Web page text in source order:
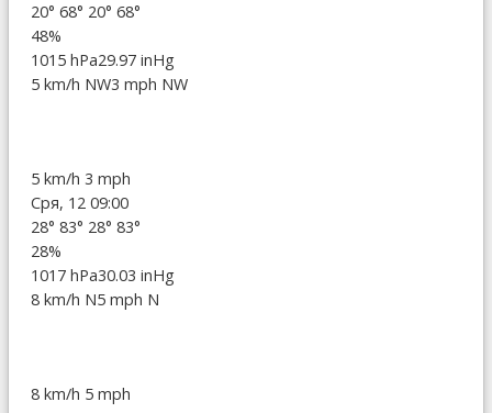
20° 68° 20° 68°
48%
1015 hPa29.97 inHg
5 km/h NW3 mph NW
5 km/h 3 mph
Сря, 12 09:00
28° 83° 28° 83°
28%
1017 hPa30.03 inHg
8 km/h N5 mph N
8 km/h 5 mph